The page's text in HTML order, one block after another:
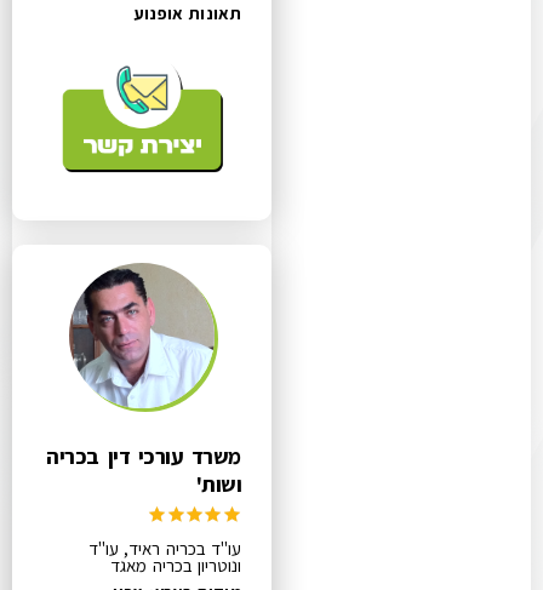
תאונות אופנוע
משרד עורכי דין בכריה
ושות'
עו"ד בכריה ראיד, עו"ד
ונוטריון בכריה מאגד